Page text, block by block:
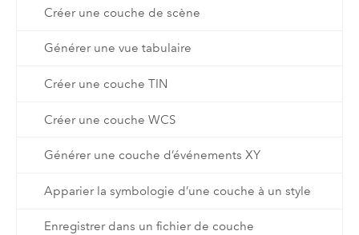
Créer une couche de scène
Générer une vue tabulaire
Créer une couche TIN
Créer une couche WCS
Générer une couche d’événements XY
Apparier la symbologie d’une couche à un style
Enregistrer dans un fichier de couche